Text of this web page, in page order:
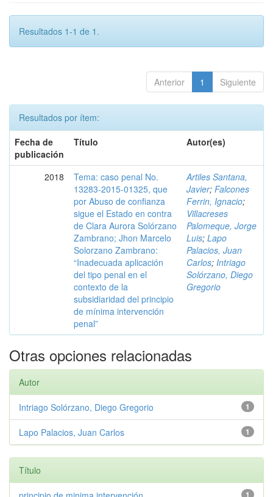
Resultados 1-1 de 1.
Anterior 1 Siguiente
Resultados por ítem:
Fecha de
publicación
Título Autor(es)
2018
Tema: caso penal No.
13283-2015-01325, que
por Abuso de confianza
sigue el Estado en contra
de Clara Aurora Solórzano
Zambrano; Jhon Marcelo
Solorzano Zambrano:
“Inadecuada aplicación
del tipo penal en el
contexto de la
subsidiaridad del principio
de mínima intervención
penal”
Artiles Santana,
Javier; Falcones
Ferrin, Ignacio;
Villacreses
Palomeque, Jorge
Luis; Lapo
Palacios, Juan
Carlos; Intriago
Solórzano, Diego
Gregorio
Otras opciones relacionadas
Autor
1
Intriago Solórzano, Diego Gregorio
1
Lapo Palacios, Juan Carlos
Título
1